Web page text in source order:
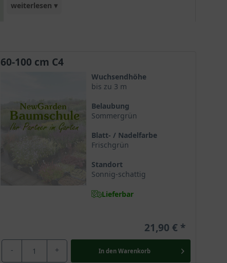
weiterlesen ▾
für schattige Plätze geeignet.
60-100 cm C4
Wuchsendhöhe
bis zu 3 m
Belaubung
Sommergrün
Blatt- / Nadelfarbe
Frischgrün
Standort
Sonnig-schattig
Lieferbar
21,90 €
- + In den Warenkorb